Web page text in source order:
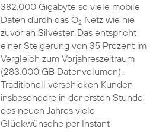
382.000 Gigabyte so viele mobile
Daten durch das O2Netz wie nie
zuvor an Silvester. Das entspricht
einer Steigerung von 35 Prozent im
Vergleich zum Vorjahreszeitraum
(283.000 GB Datenvolumen).
Traditionell verschicken Kunden
insbesondere in der ersten Stunde
des neuen Jahres viele
Glückwünsche per Instant